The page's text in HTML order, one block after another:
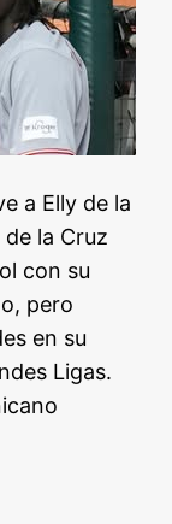
a Elly de la
la Cruz
con su
pero
en su
Ligas.